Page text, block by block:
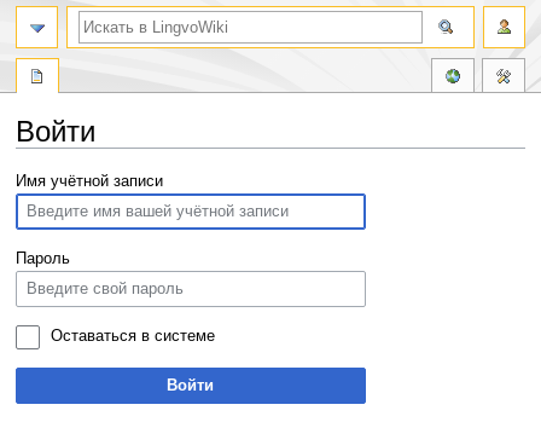
Войти
Перейти
навигации
Перейти
поиску
Имя учётной записи
Пароль
Оставаться в системе
Войти